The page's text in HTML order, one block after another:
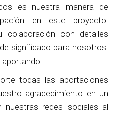
es nuestra manera de
en este proyecto.
colaboración con detalles
significado para nosotros.
aportando:
todas las aportaciones
agradecimiento en un
nuestras redes sociales al